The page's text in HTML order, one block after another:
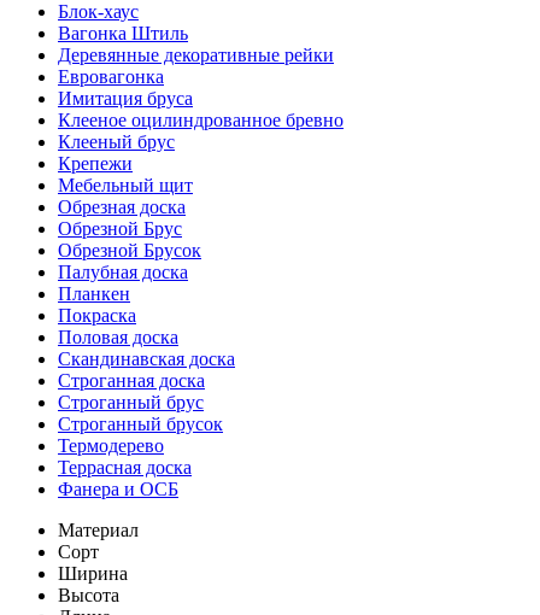
Блок-хаус
Вагонка Штиль
Деревянные декоративные рейки
Евровагонка
Имитация бруса
Клееное оцилиндрованное бревно
Клееный брус
Крепежи
Мебельный щит
Обрезная доска
Обрезной Брус
Обрезной Брусок
Палубная доска
Планкен
Покраска
Половая доска
Скандинавская доска
Строганная доска
Строганный брус
Строганный брусок
Термодерево
Террасная доска
Фанера и ОСБ
Материал
Сорт
Ширина
Высота